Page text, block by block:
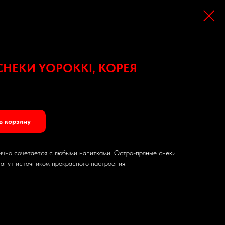
YOPOKKI, КОРЕЯ
корзину
сочетается с любыми напитками. Остро-пряные снеки
источником прекрасного настроения.